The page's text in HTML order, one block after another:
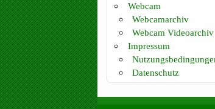
Webcam
Webcamarchiv
Webcam Videoarchiv
Impressum
Datenschutz